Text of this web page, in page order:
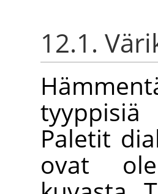
12.1.
Paletit
ovat